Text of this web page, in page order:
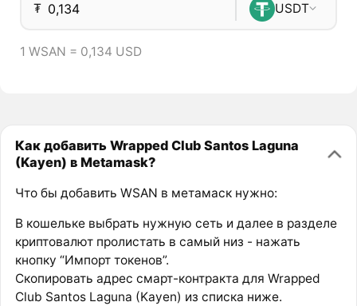
₮ USDT
1 WSAN = 0,134 USD
Как добавить Wrapped Club Santos Laguna
(Kayen) в Metamask?
Что бы добавить WSAN в метамаск нужно:
В кошельке выбрать нужную сеть и далее в разделе
криптовалют пролистать в самый низ - нажать
кнопку “Импорт токенов”.
Скопировать адрес смарт-контракта для Wrapped
Club Santos Laguna (Kayen) из списка ниже.